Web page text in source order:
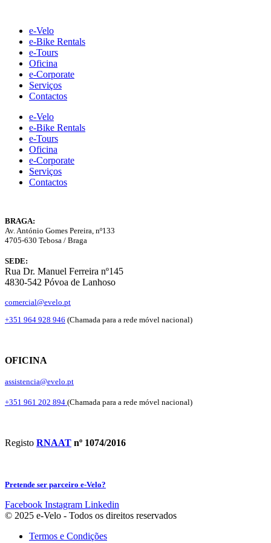
contente-Velo
e-Bike Rentals
e-Tours
Oficina
e-Corporate
Serviços
Contactos
e-Velo
e-Bike Rentals
e-Tours
Oficina
e-Corporate
Serviços
Contactos
BRAGA:
Av. António Gomes Pereira, nº133
4705-630 Tebosa / Braga
SEDE:
Rua Dr. Manuel Ferreira nº145
4830-542 Póvoa de Lanhoso
comercial@evelo.pt
+351 964 928 946 (Chamada para a rede móvel nacional)
OFICINA
assistencia@evelo.pt
+351 961 202 894 (Chamada para a rede móvel nacional)
Registo RNAAT nº 1074/2016
Pretende ser parceiro e-Velo?
Facebook Instagram Linkedin
© 2025 e-Velo - Todos os direitos reservados
Termos e Condições